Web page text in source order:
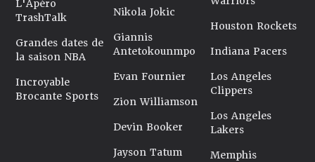
L'Apéro
TrashTalk
Grandes dates de
la saison NBA
Incroyable
Brocante Sports
Nikola Jokic
Giannis
Antetokounmpo
Evan Fournier
Zion Williamson
Devin Booker
Jayson Tatum
Houston Rockets
Indiana Pacers
Los Angeles
Clippers
Los Angeles
Lakers
Memphis